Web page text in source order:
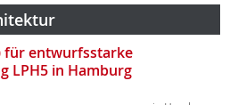
entwurfsstarke
LPH5 in Hamburg